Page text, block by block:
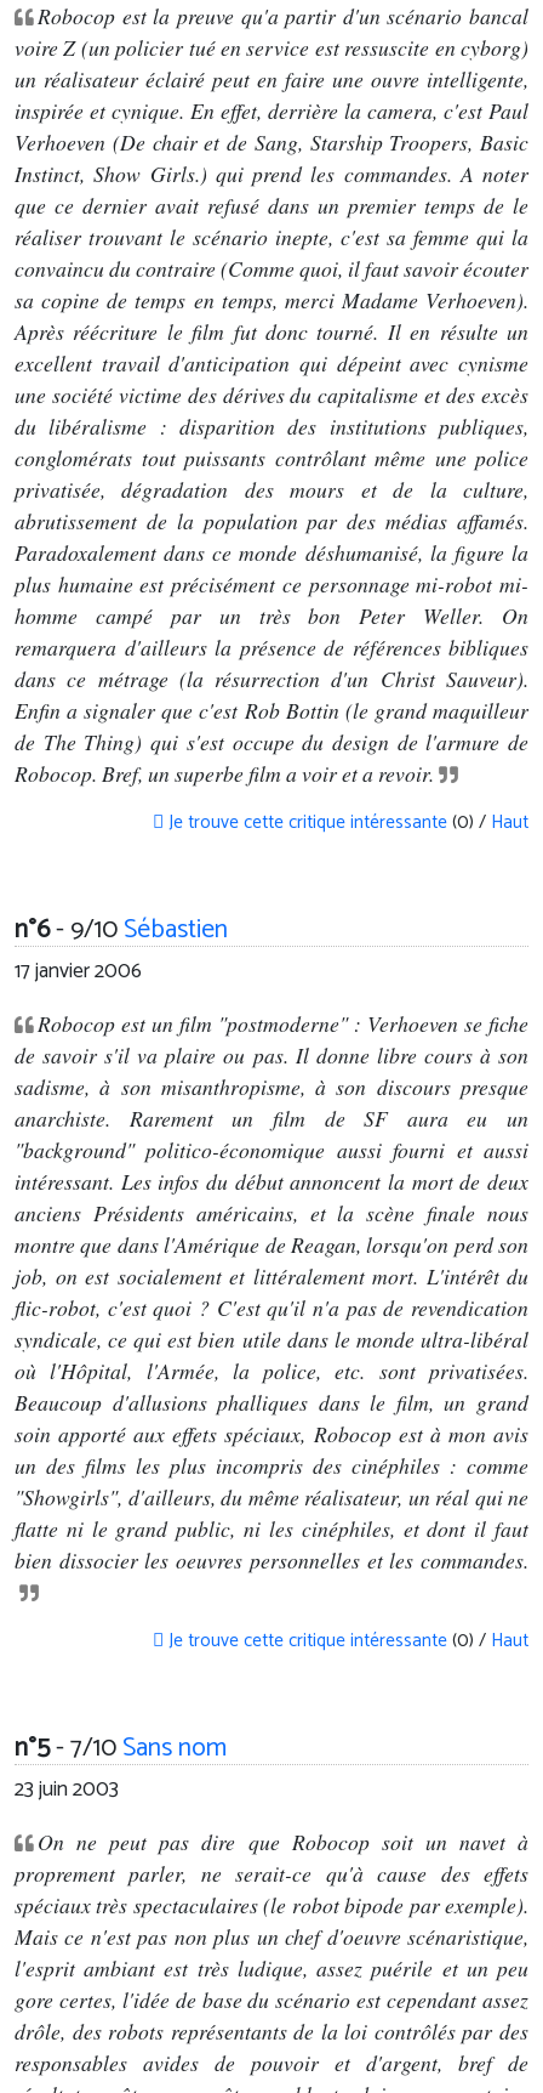
Robocop est la preuve qu'a partir d'un scénario bancal
voire Z (un policier tué en service est ressuscite en cyborg)
un réalisateur éclairé peut en faire une ouvre intelligente,
inspirée et cynique. En effet, derrière la camera, c'est Paul
Verhoeven (De chair et de Sang, Starship Troopers, Basic
Instinct, Show Girls.) qui prend les commandes. A noter
que ce dernier avait refusé dans un premier temps de le
réaliser trouvant le scénario inepte, c'est sa femme qui la
convaincu du contraire (Comme quoi, il faut savoir écouter
sa copine de temps en temps, merci Madame Verhoeven).
Après réécriture le film fut donc tourné. Il en résulte un
excellent travail d'anticipation qui dépeint avec cynisme
une société victime des dérives du capitalisme et des excès
du libéralisme : disparition des institutions publiques,
conglomérats tout puissants contrôlant même une police
privatisée, dégradation des mours et de la culture,
abrutissement de la population par des médias affamés.
Paradoxalement dans ce monde déshumanisé, la figure la
plus humaine est précisément ce personnage mi-robot mi-
homme campé par un très bon Peter Weller. On
remarquera d'ailleurs la présence de références bibliques
dans ce métrage (la résurrection d'un Christ Sauveur).
Enfin a signaler que c'est Rob Bottin (le grand maquilleur
de The Thing) qui s'est occupe du design de l'armure de
Robocop. Bref, un superbe film a voir et a revoir.
Je trouve cette critique intéressante(0) / Haut
n°6- 9/10Sébastien
17 janvier 2006
Robocop est un film "postmoderne" : Verhoeven se fiche
de savoir s'il va plaire ou pas. Il donne libre cours à son
sadisme, à son misanthropisme, à son discours presque
anarchiste. Rarement un film de SF aura eu un
"background" politico-économique aussi fourni et aussi
intéressant. Les infos du début annoncent la mort de deux
anciens Présidents américains, et la scène finale nous
montre que dans l'Amérique de Reagan, lorsqu'on perd son
job, on est socialement et littéralement mort. L'intérêt du
flic-robot, c'est quoi ? C'est qu'il n'a pas de revendication
syndicale, ce qui est bien utile dans le monde ultra-libéral
où l'Hôpital, l'Armée, la police, etc. sont privatisées.
Beaucoup d'allusions phalliques dans le film, un grand
soin apporté aux effets spéciaux, Robocop est à mon avis
un des films les plus incompris des cinéphiles : comme
"Showgirls", d'ailleurs, du même réalisateur, un réal qui ne
flatte ni le grand public, ni les cinéphiles, et dont il faut
bien dissocier les oeuvres personnelles et les commandes.
Je trouve cette critique intéressante(0) / Haut
n°5- 7/10Sans nom
23 juin 2003
On ne peut pas dire que Robocop soit un navet à
proprement parler, ne serait-ce qu'à cause des effets
spéciaux très spectaculaires (le robot bipode par exemple).
Mais ce n'est pas non plus un chef d'oeuvre scénaristique,
l'esprit ambiant est très ludique, assez puérile et un peu
gore certes, l'idée de base du scénario est cependant assez
drôle, des robots représentants de la loi contrôlés par des
responsables avides de pouvoir et d'argent, bref de